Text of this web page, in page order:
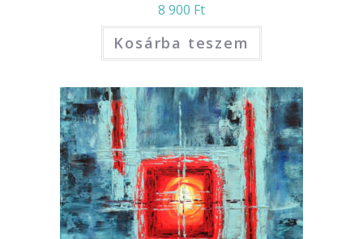
8 900 Ft
Kosárba teszem